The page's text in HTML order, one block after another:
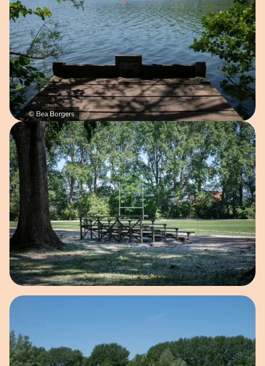
© Bea Borgers
Open afbeelding in popup